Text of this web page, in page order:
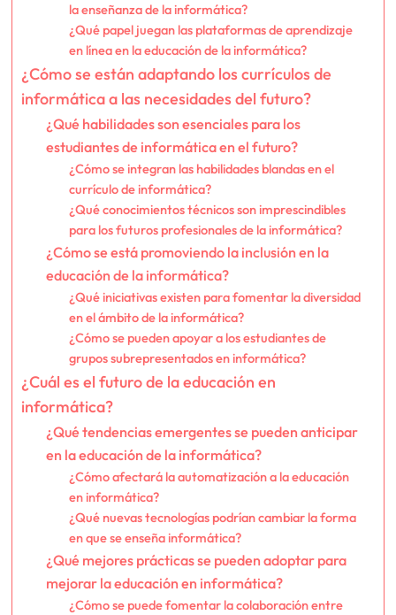
la enseñanza de la informática?
¿Qué papel juegan las plataformas de aprendizaje
en línea en la educación de la informática?
¿Cómo se están adaptando los currículos de
informática a las necesidades del futuro?
¿Qué habilidades son esenciales para los
estudiantes de informática en el futuro?
¿Cómo se integran las habilidades blandas en el
currículo de informática?
¿Qué conocimientos técnicos son imprescindibles
para los futuros profesionales de la informática?
¿Cómo se está promoviendo la inclusión en la
educación de la informática?
¿Qué iniciativas existen para fomentar la diversidad
en el ámbito de la informática?
¿Cómo se pueden apoyar a los estudiantes de
grupos subrepresentados en informática?
¿Cuál es el futuro de la educación en
informática?
¿Qué tendencias emergentes se pueden anticipar
en la educación de la informática?
¿Cómo afectará la automatización a la educación
en informática?
¿Qué nuevas tecnologías podrían cambiar la forma
en que se enseña informática?
¿Qué mejores prácticas se pueden adoptar para
mejorar la educación en informática?
¿Cómo se puede fomentar la colaboración entre